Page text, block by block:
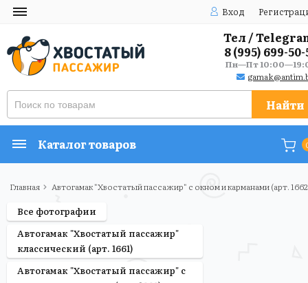
Вход
Тел /
8 (995) 699-50-
Пн—Пт
Найти
Каталог товаров
Главная Автогамак "Хвостатый пассажир" с окном и карманами (арт.
Все фотографии
Автогамак "Хвостатый пассажир"
классический (арт. 1661)
Автогамак "Хвостатый пассажир" с